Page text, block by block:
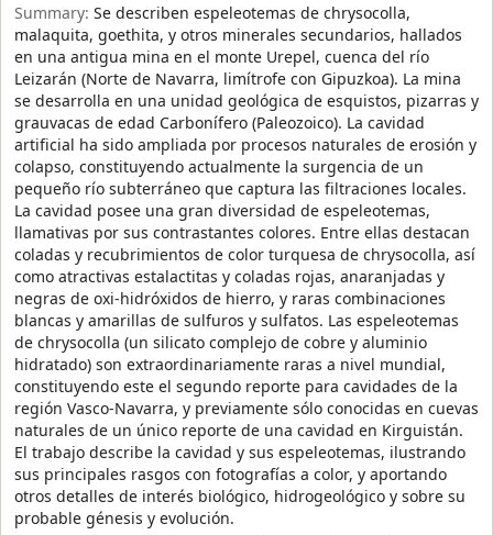
Summary: Se describen espeleotemas de chrysocolla,
malaquita, goethita, y otros minerales secundarios, hallados
en una antigua mina en el monte Urepel, cuenca del río
Leizarán (Norte de Navarra, limítrofe con Gipuzkoa). La mina
se desarrolla en una unidad geológica de esquistos, pizarras y
grauvacas de edad Carbonífero (Paleozoico). La cavidad
artificial ha sido ampliada por procesos naturales de erosión y
colapso, constituyendo actualmente la surgencia de un
pequeño río subterráneo que captura las filtraciones locales.
La cavidad posee una gran diversidad de espeleotemas,
llamativas por sus contrastantes colores. Entre ellas destacan
coladas y recubrimientos de color turquesa de chrysocolla, así
como atractivas estalactitas y coladas rojas, anaranjadas y
negras de oxi-hidróxidos de hierro, y raras combinaciones
blancas y amarillas de sulfuros y sulfatos. Las espeleotemas
de chrysocolla (un silicato complejo de cobre y aluminio
hidratado) son extraordinariamente raras a nivel mundial,
constituyendo este el segundo reporte para cavidades de la
región Vasco-Navarra, y previamente sólo conocidas en cuevas
naturales de un único reporte de una cavidad en Kirguistán.
El trabajo describe la cavidad y sus espeleotemas, ilustrando
sus principales rasgos con fotografías a color, y aportando
otros detalles de interés biológico, hidrogeológico y sobre su
probable génesis y evolución.